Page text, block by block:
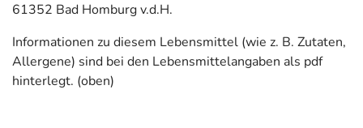
61352 Bad Homburg v.d.H.
Informationen zu diesem Lebensmittel (wie z. B. Zutaten,
Allergene) sind bei den Lebensmittelangaben als pdf
hinterlegt. (oben)